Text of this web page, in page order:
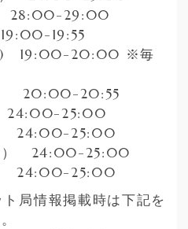
28:00-29:00
19:55
) 19:00-20:00 ※毎
20:00-20:55
24:00-25:00
24:00-25:00
） 24:00-25:00
24:00-25:00
局情報掲載時は下記を